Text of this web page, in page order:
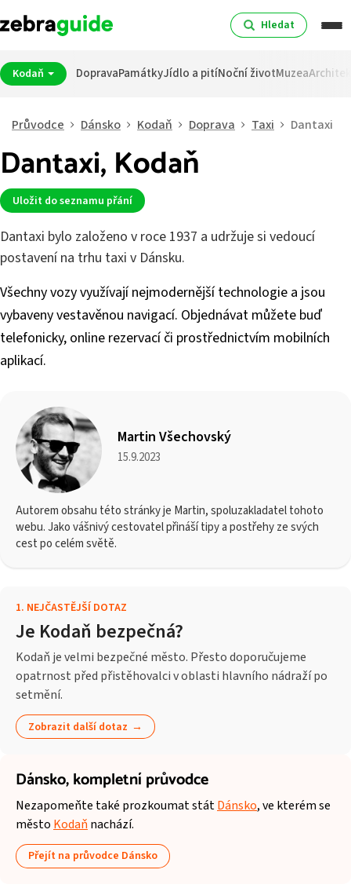
Hledat
Kodaň DopravaPamátkyJídlo a pitíNoční životMuzea
Průvodce Dánsko Kodaň Doprava Taxi Dantaxi
Dantaxi, Kodaň
Uložit do seznamu přání
Dantaxi bylo založeno v roce 1937 a udržuje si vedoucí
postavení na trhu taxi v Dánsku.
Všechny vozy využívají nejmodernější technologie a jsou
vybaveny vestavěnou navigací. Objednávat můžete buď
telefonicky, online rezervací či prostřednictvím mobilních
aplikací.
Martin Všechovský
15.9.2023
Autorem obsahu této stránky je Martin, spoluzakladatel tohoto
webu. Jako vášnivý cestovatel přináší tipy a postřehy ze svých
cest po celém světě.
1. NEJČASTĚJŠÍ DOTAZ
Je Kodaň bezpečná?
Kodaň je velmi bezpečné město. Přesto doporučujeme
opatrnost před přistěhovalci v oblasti hlavního nádraží po
setmění.
Zobrazit další dotaz
Dánsko,kompletní průvodce
Nezapomeňte také prozkoumat státDánsko, ve kterém se
město Kodaň nachází.
Přejít na průvodce Dánsko